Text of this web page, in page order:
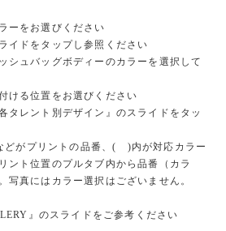
ーをお選びください
イドをタップし参照ください
シュバッグボディーのカラーを選択して
ける位置をお選びください
タレント別デザイン』のスライドをタッ
どがプリントの品番、( )内が対応カラー
ント位置のプルタブ内から品番（カラ
写真にはカラー選択はございません。
』のスライドをご参考ください